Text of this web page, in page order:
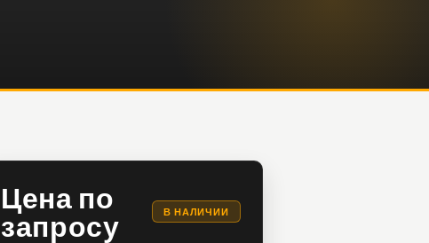
Цена по
запросу
В НАЛИЧИИ